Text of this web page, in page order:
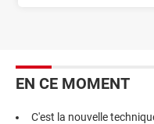
EN CE MOMENT
C'est la nouvelle